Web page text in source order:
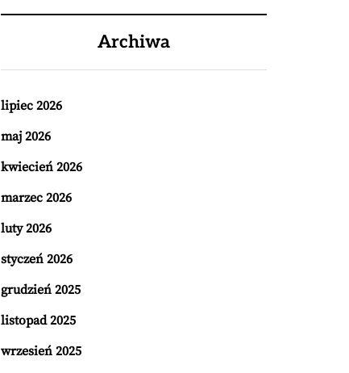
Archiwa
lipiec 2026
maj 2026
kwiecień 2026
marzec 2026
luty 2026
styczeń 2026
grudzień 2025
listopad 2025
wrzesień 2025